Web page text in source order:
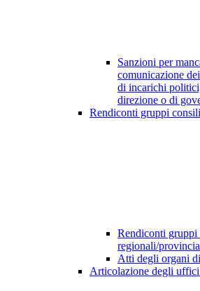
Sanzioni per
comunicazione
di incarichi
direzione o di
Rendiconti gruppi
Rendiconti gruppi
regionali/
Atti degli organi
Articolazione degli uffici